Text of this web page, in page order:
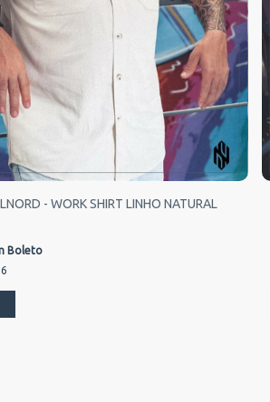
- WORK SHIRT LINHO NATURAL
Boleto